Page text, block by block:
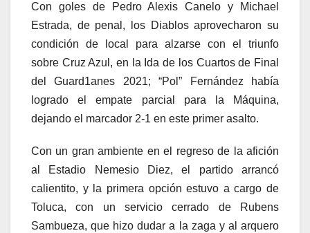
Con goles de Pedro Alexis Canelo y Michael
Estrada, de penal, los Diablos aprovecharon su
condición de local para alzarse con el triunfo
sobre Cruz Azul, en la Ida de los Cuartos de Final
del Guard1anes 2021; “Pol” Fernández había
logrado el empate parcial para la Máquina,
dejando el marcador 2-1 en este primer asalto.
Con un gran ambiente en el regreso de la afición
al Estadio Nemesio Diez, el partido arrancó
calientito, y la primera opción estuvo a cargo de
Toluca, con un servicio cerrado de Rubens
Sambueza, que hizo dudar a la zaga y al arquero